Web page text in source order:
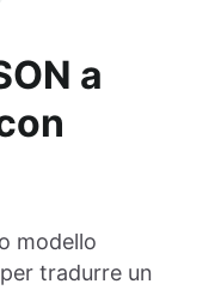
a
modello
tradurre un